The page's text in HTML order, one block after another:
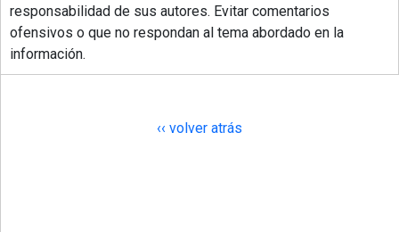
responsabilidad de sus autores. Evitar comentarios
ofensivos o que no respondan al tema abordado en la
información.
‹‹ volver atrás